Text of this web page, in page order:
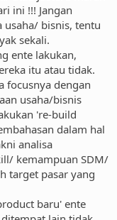
ini !!! Jangan
usaha/ bisnis, tentu
sekali.
ente lakukan,
itu atau tidak.
focusnya dengan
usaha/bisnis
're-build
dalam hal
analisa
kemampuan SDM/
target pasar yang
baru' ente